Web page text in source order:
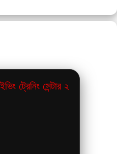
ট্রেনিং সেন্টার ২